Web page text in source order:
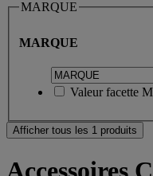
MARQUE
MARQUE
Valeur facette
Afficher tous les 1 produits
Accessoires